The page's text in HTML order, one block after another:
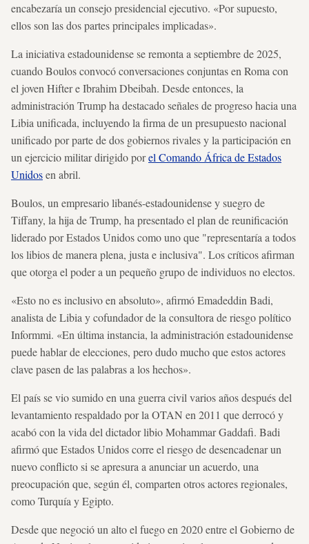
encabezaría un consejo presidencial ejecutivo. «Por supuesto,
ellos son las dos partes principales implicadas».
La iniciativa estadounidense se remonta a septiembre de 2025,
cuando Boulos convocó conversaciones conjuntas en Roma con
el joven Hifter e Ibrahim Dbeibah. Desde entonces, la
administración Trump ha destacado señales de progreso hacia una
Libia unificada, incluyendo la firma de un presupuesto nacional
unificado por parte de dos gobiernos rivales y la participación en
un ejercicio militar dirigido porel Comando África de Estados
Unidosen abril.
Boulos, un empresario libanés-estadounidense y suegro de
Tiffany, la hija de Trump, ha presentado el plan de reunificación
liderado por Estados Unidos como uno que "representaría a todos
los libios de manera plena, justa e inclusiva". Los críticos afirman
que otorga el poder a un pequeño grupo de individuos no electos.
«Esto no es inclusivo en absoluto», afirmó Emadeddin Badi,
analista de Libia y cofundador de la consultora de riesgo político
Informmi. «En última instancia, la administración estadounidense
puede hablar de elecciones, pero dudo mucho que estos actores
clave pasen de las palabras a los hechos».
El país se vio sumido en una guerra civil varios años después del
levantamiento respaldado por la OTAN en 2011 que derrocó y
acabó con la vida del dictador libio Mohammar Gaddafi. Badi
afirmó que Estados Unidos corre el riesgo de desencadenar un
nuevo conflicto si se apresura a anunciar un acuerdo, una
preocupación que, según él, comparten otros actores regionales,
como Turquía y Egipto.
Desde que negoció un alto el fuego en 2020 entre el Gobierno de